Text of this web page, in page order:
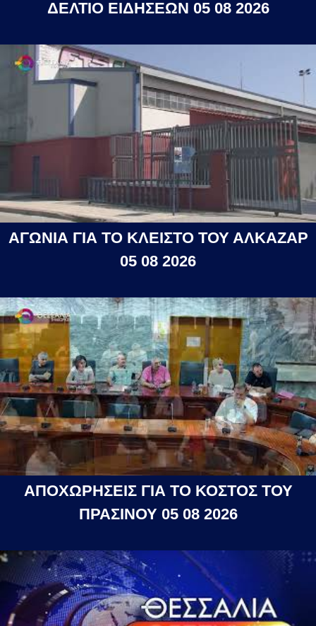
ΔΕΛΤΙΟ ΕΙΔΗΣΕΩΝ 05 08 2026
ΑΓΩΝΙΑ ΓΙΑ ΤΟ ΚΛΕΙΣΤΟ ΤΟΥ ΑΛΚΑΖΑΡ
05 08 2026
ΑΠΟΧΩΡΗΣΕΙΣ ΓΙΑ ΤΟ ΚΟΣΤΟΣ ΤΟΥ
ΠΡΑΣΙΝΟΥ 05 08 2026